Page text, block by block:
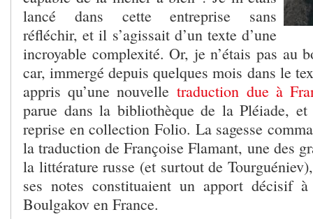
lancé dans cette entreprise sans
réfléchir, et il s’agissait d’un texte d’une
incroyable complexité. Or, je n’étais pas au
car, immergé depuis quelques mois dans le
appris qu’une nouvelletraduction due à
parue dans la bibliothèque de la Pléiade, et
reprise en collection Folio. La sagesse
la traduction de Françoise Flamant, une des
la littérature russe (et surtout de
ses notes constituaient un apport décisif
Boulgakov en France.